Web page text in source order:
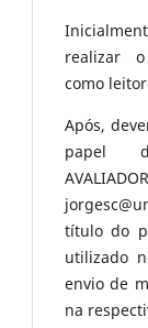
realizar
como
Após,
papel
título do
utilizado
envio de
na